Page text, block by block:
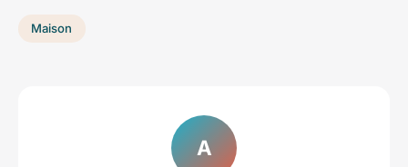
Maison
A